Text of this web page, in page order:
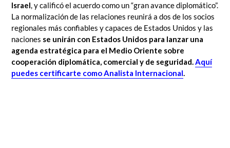
Israel, y calificó el acuerdo como un “gran avance diplomático”.
La normalización de las relaciones reunirá a dos de los socios
regionales más confiables y capaces de Estados Unidos y las
naciones se unirán con Estados Unidos para lanzar una
agenda estratégica para el Medio Oriente sobre
cooperación diplomática, comercial y de seguridad.Aquí
puedes certificarte como Analista Internacional.